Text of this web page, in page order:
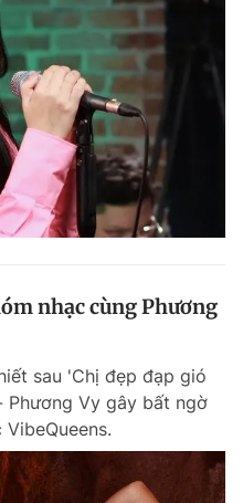
nhạc cùng Phương
sau 'Chị đẹp đạp gió
Phương Vy gây bất ngờ